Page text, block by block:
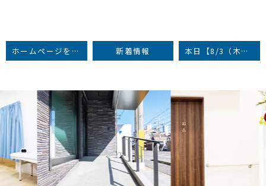
ホームページをリニューアルいたしました 新着情報 本日【8/3（木）】は臨時休診いたします
Previous